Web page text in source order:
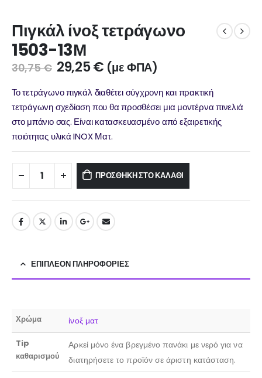
Πιγκάλ ίνοξ τετράγωνο
1503-13Μ
30,75€ 29,25€ (με ΦΠΑ)
Το τετράγωνο πιγκάλ διαθέτει σύγχρονη και πρακτική
τετράγωνη σχεδίαση που θα προσθέσει μια μοντέρνα πινελιά
στο μπάνιο σας. Είναι κατασκευασμένο από εξαιρετικής
ποιότητας υλικά INOX Ματ.
ΠΡΟΣΘΉΚΗ ΣΤΟ ΚΑΛΆΘΙ
ΕΠΙΠΛΈΟΝ ΠΛΗΡΟΦΟΡΊΕΣ
Χρώμα ίνοξ ματ
Tip
καθαρισμού
Αρκεί μόνο ένα βρεγμένο πανάκι με νερό για να
διατηρήσετε το προϊόν σε άριστη κατάσταση.